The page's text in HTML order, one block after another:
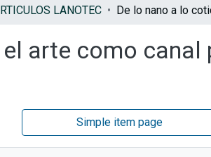
LANOTEC
arte como canal
Simple item page